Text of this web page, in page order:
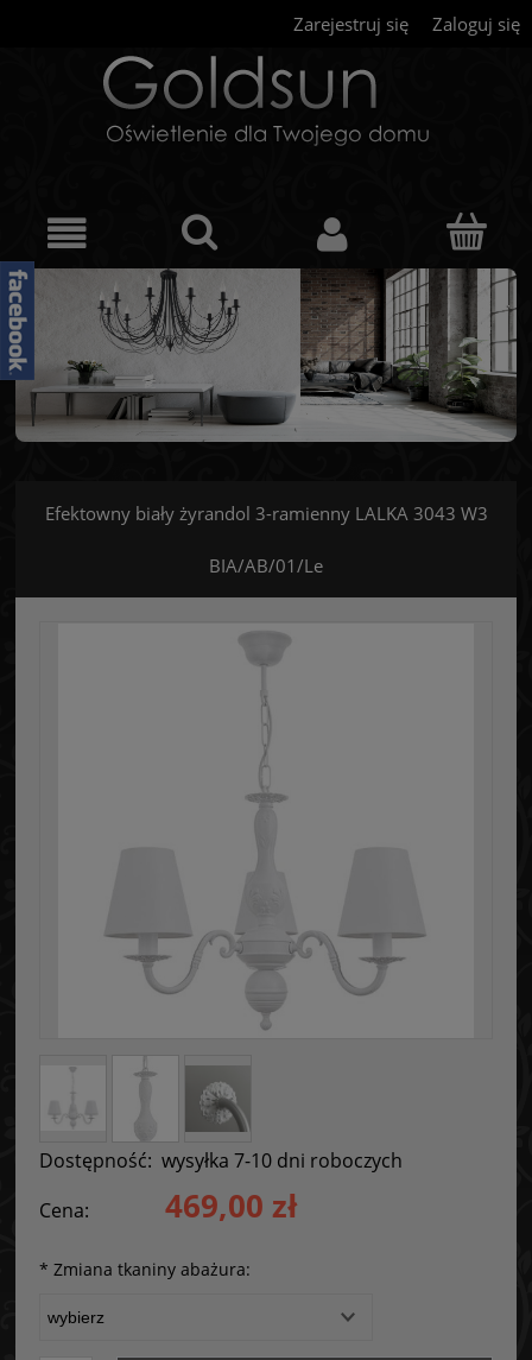
Zarejestruj się Zaloguj się
Efektowny biały żyrandol 3-ramienny LALKA 3043 W3
BIA/AB/01/Le
Dostępność: wysyłka 7-10 dni roboczych
Cena:
469,00 zł
* Zmiana tkaniny abażura: